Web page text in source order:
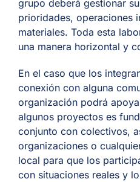
grupo deberá gestionar
prioridades, operaciones
materiales. Toda esta
una manera horizontal y
En el caso que los
conexión con alguna
organización podrá
algunos proyectos es
conjunto con colectivos,
organizaciones o
local para que los
con situaciones reales y